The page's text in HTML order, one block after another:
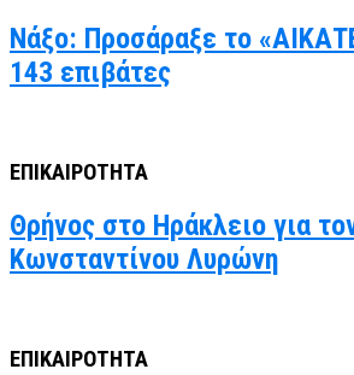
Νάξο: Προσάραξε το
143 επιβάτες
ΕΠΙΚΑΙΡΟΤΗΤΑ
Θρήνος στο Ηράκλειο για
Κωνσταντίνου Λυρώνη
ΕΠΙΚΑΙΡΟΤΗΤΑ